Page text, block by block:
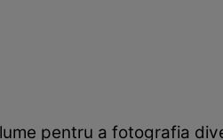
pentru a fotografia